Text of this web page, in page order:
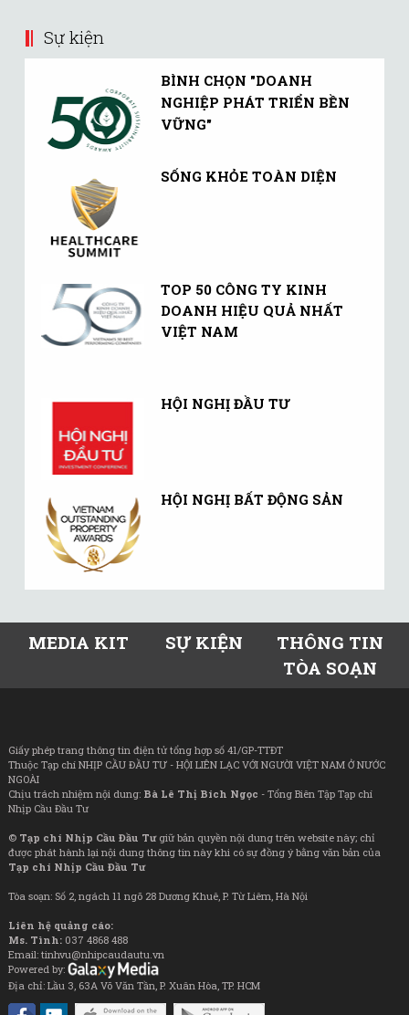
Sự kiện
BÌNH CHỌN "DOANH
NGHIỆP PHÁT TRIỂN BỀN
VỮNG"
SỐNG KHỎE TOÀN DIỆN
TOP 50 CÔNG TY KINH
DOANH HIỆU QUẢ NHẤT
VIỆT NAM
HỘI NGHỊ ĐẦU TƯ
HỘI NGHỊ BẤT ĐỘNG SẢN
MEDIA KIT SỰ KIỆN
THÔNG TIN
TÒA SOẠN
Giấy phép trang thông tin điện tử tổng hợp số 41/GP-TTĐT
Thuộc Tạp chí NHỊP CẦU ĐẦU TƯ - HỘI LIÊN LẠC VỚI NGƯỜI VIỆT NAM Ở NƯỚC
NGOÀI
Chịu trách nhiệm nội dung: Bà Lê Thị Bích Ngọc - Tổng Biên Tập Tạp chí
Nhịp Cầu Đầu Tư
© Tạp chí Nhịp Cầu Đầu Tưgiữ bản quyền nội dung trên website này; chỉ
được phát hành lại nội dung thông tin này khi có sự đồng ý bằng văn bản của
Tạp chí Nhịp Cầu Đầu Tư
Tòa soạn: Số 2, ngách 11 ngõ 28 Dương Khuê, P. Từ Liêm, Hà Nội
Liên hệ quảng cáo:
Ms. Tình: 037 4868 488
Email: tinhvu@nhipcaudautu.vn
Powered by:
Địa chỉ: Lầu 3, 63A Võ Văn Tần, P. Xuân Hòa, TP. HCM